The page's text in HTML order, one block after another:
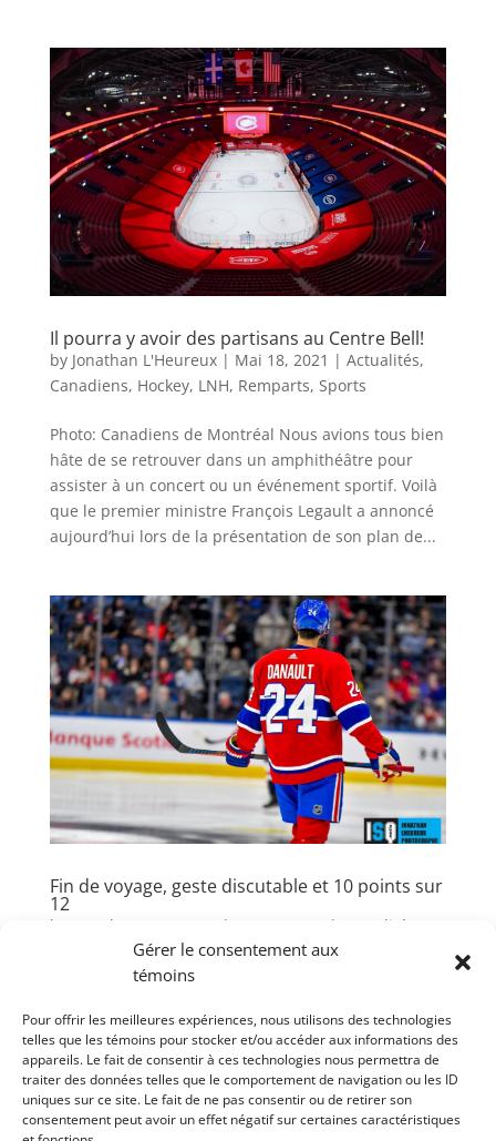
Gérer le consentement aux
témoins
Pour offrir les meilleures expériences, nous utilisons des technologies
telles que les témoins pour stocker et/ou accéder aux informations des
appareils. Le fait de consentir à ces technologies nous permettra de
traiter des données telles que le comportement de navigation ou les ID
uniques sur ce site. Le fait de ne pas consentir ou de retirer son
consentement peut avoir un effet négatif sur certaines caractéristiques
Il pourra y avoir des partisans au Centre Bell!
by Jonathan L'Heureux| Mai 18, 2021 | Actualités,
Canadiens, Hockey, LNH, Remparts, Sports
Photo: Canadiens de Montréal Nous avions tous bien
hâte de se retrouver dans un amphithéâtre pour
assister à un concert ou un événement sportif. Voilà
que le premier ministre François Legault a annoncé
aujourd’hui lors de la présentation de son plan de...
Fin de voyage, geste discutable et 10 points sur
12
by Jonathan L'Heureux | | Actualités
,Hockey, Sports
l’étranger avec 3 rencontres contre les Canucks à
Vancouver. Fort de leurs 2 victoires acquises contre
Edmonton, on entame cette fin de périple avec
beaucoup de positif dans l’entourage de la Sainte-
Flanelle. ...